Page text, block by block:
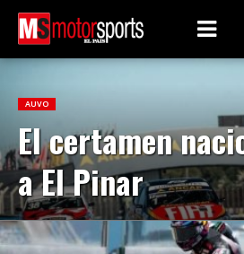
AUVO
El certamen
a El Pinar